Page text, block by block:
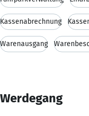
Kassenabrechnung
Warenausgang
Werdegang